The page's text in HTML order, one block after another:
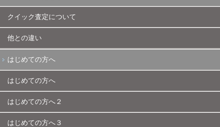
クイック査定について
他との違い
はじめての方へ
はじめての方へ
はじめての方へ２
はじめての方へ３